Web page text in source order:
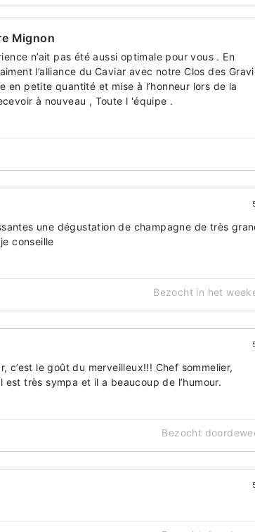
Mignon
n’ait pas été aussi optimale pour vous . En
l’alliance du Caviar avec notre Clos des
en petite quantité et mise à l’honneur lors de la
à nouveau , Toute l ‘équipe .
une dégustation de champagne de très
conseille
Bezocht in het
c’est le goût du merveilleux!!! Chef sommelier,
très sympa et il a beaucoup de l’humour.
Bezocht